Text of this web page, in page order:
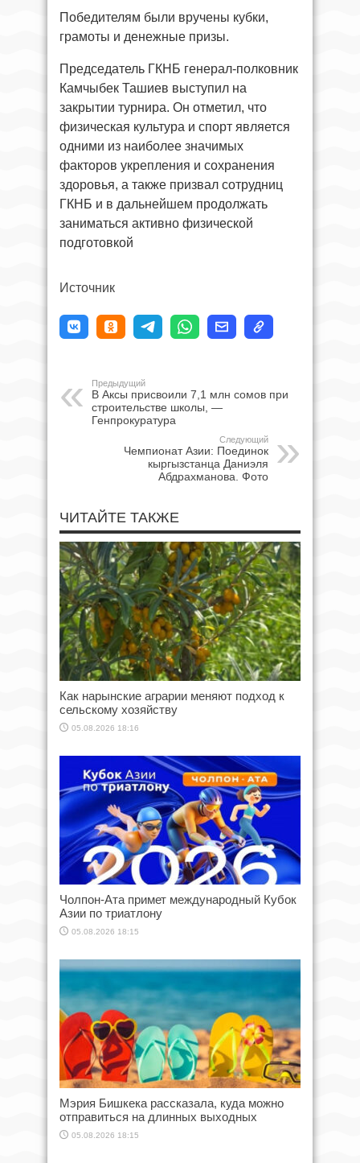
Победителям были вручены кубки,
грамоты и денежные призы.
Председатель ГКНБ генерал-полковник
Камчыбек Ташиев выступил на
закрытии турнира. Он отметил, что
физическая культура и спорт является
одними из наиболее значимых
факторов укрепления и сохранения
здоровья, а также призвал сотрудниц
ГКНБ и в дальнейшем продолжать
заниматься активно физической
подготовкой
Источник
Предыдущий
В Аксы присвоили 7,1 млн сомов при
строительстве школы, —
Генпрокуратура
Следующий
Чемпионат Азии: Поединок
кыргызстанца Даниэля
Абдрахманова. Фото
ЧИТАЙТЕ ТАКЖЕ
Как нарынские аграрии меняют подход к
сельскому хозяйству
05.08.2026 18:16
Чолпон-Ата примет международный Кубок
Азии по триатлону
05.08.2026 18:15
Мэрия Бишкека рассказала, куда можно
отправиться на длинных выходных
05.08.2026 18:15